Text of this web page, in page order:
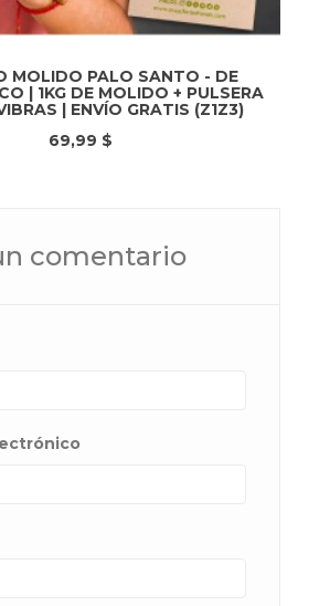
MOLIDO PALO SANTO - DE
| 1KG DE MOLIDO + PULSERA
| ENVÍO GRATIS (Z1Z3)
69,99 $
comentario